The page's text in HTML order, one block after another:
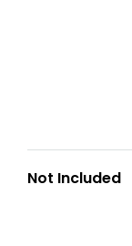
Not Included